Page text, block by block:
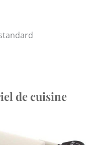
de cuisine